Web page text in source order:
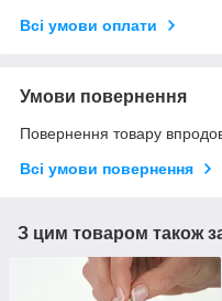
Всі умови оплати
Умови повернення
Повернення товару
Всі умови повернення
З цим товаром також